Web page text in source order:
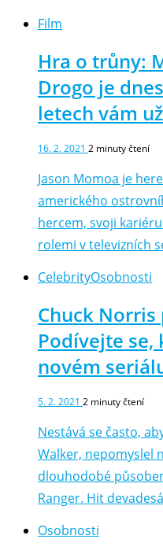
Film
Hra o trůny:
Drogo je
letech vám
16. 2. 2021 2 minuty čtení
Jason Momoa je
amerického
hercem, svoji
rolemi v televizních
CelebrityOsobnosti
Chuck
Podívejte
novém
5. 2. 2021 2 minuty čtení
Nestává se často,
Walker, nepomyslel
dlouhodobé
Ranger. Hit
Osobnosti